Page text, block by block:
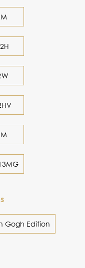
Gogh Edition